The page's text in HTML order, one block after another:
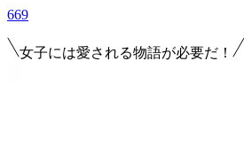
669
女子には愛される物語が必要だ！